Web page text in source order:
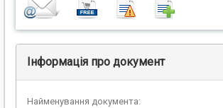
Інформація про документ
Найменування документа: